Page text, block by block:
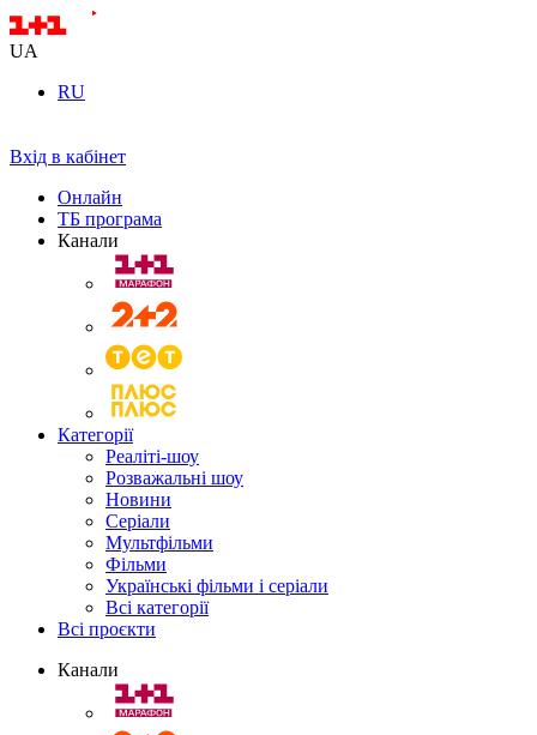
UA
RU
Вхід в кабінет
Онлайн
ТБ програма
Канали
Категорії
Реаліті-шоу
Розважальні шоу
Новини
Серіали
Мультфільми
Фільми
Українські фільми і серіали
Всі категорії
Всі проєкти
Канали